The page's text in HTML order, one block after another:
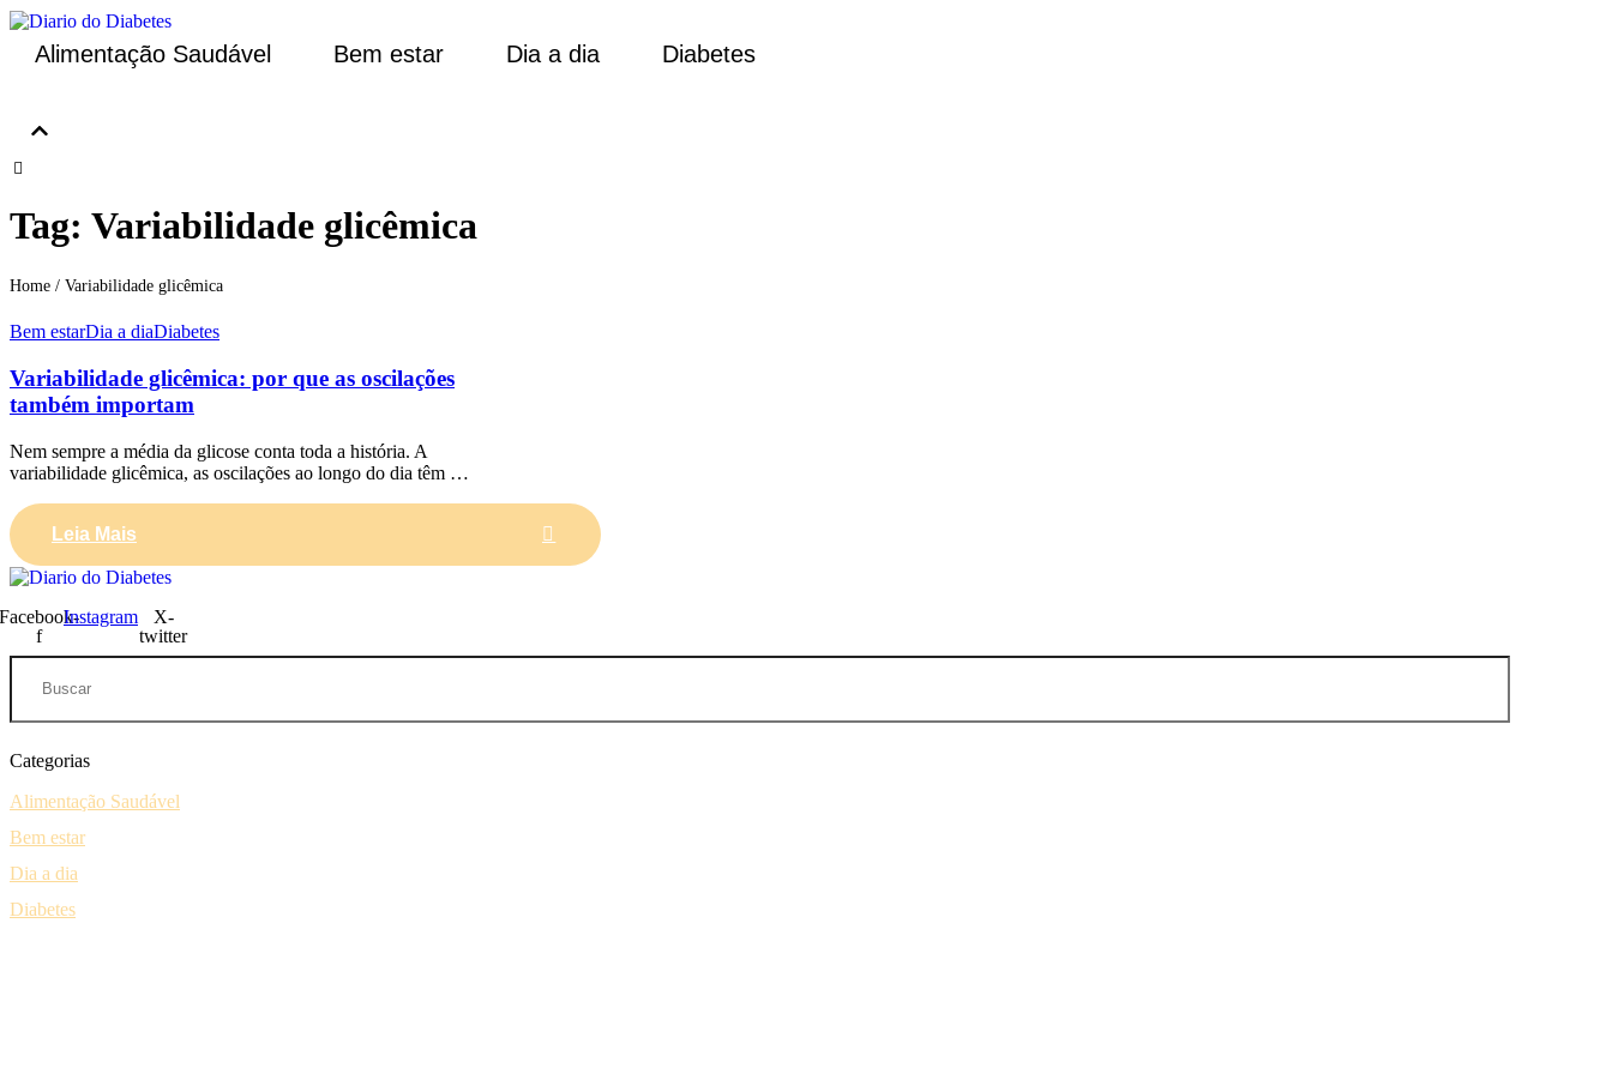
Alimentação Saudável Bem estar Dia a dia Diabetes
Tag: Variabilidade glicêmica
Home / Variabilidade glicêmica
Bem estarDia a diaDiabetes
Variabilidade glicêmica: por que as oscilações
também importam
Nem sempre a média da glicose conta toda a história. A
variabilidade glicêmica, as oscilações ao longo do dia têm …
Leia Mais
f
Instagram
X-
twitter
Copyright © 2026 Diario do Diabetes
Categorias
Alimentação Saudável
Bem estar
Dia a dia
Diabetes